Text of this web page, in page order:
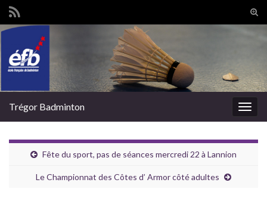
Trégor Badminton
Fête du sport, pas de séances mercredi 22 à Lannion
Le Championnat des Côtes d’ Armor côté adultes